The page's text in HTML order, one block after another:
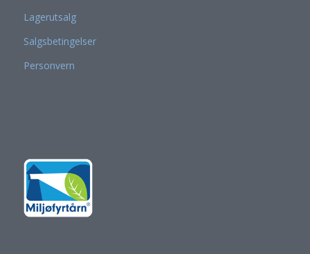
Lagerutsalg
Salgsbetingelser
Personvern